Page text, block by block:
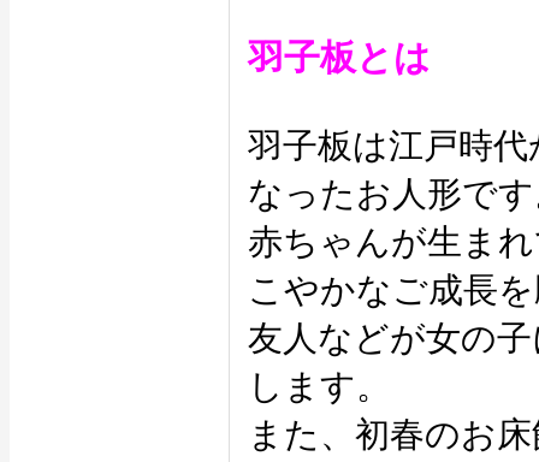
羽子板とは
羽子板は江戸時
なったお人形で
赤ちゃんが生ま
こやかなご成長
友人などが女の
します。
また、初春のお